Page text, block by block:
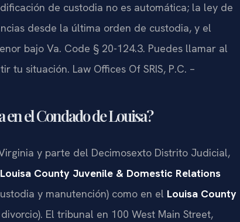
de custodia no es automática; la ley de
desde la última orden de custodia, y el
bajo Va. Code § 20-124.3. Puedes llamar al
tu situación. Law Offices Of SRIS, P.C. –
el Condado de Louisa?
y parte del Decimosexto Distrito Judicial,
Louisa County Juvenile & Domestic Relations
y manutención) como en el Louisa County
El tribunal en 100 West Main Street,